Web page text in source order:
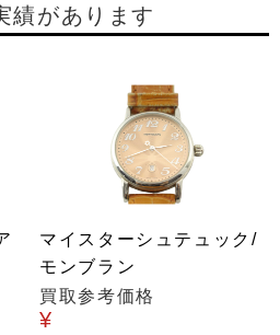
績があります
マイスターシュテュック/
モンブラン
買取参考価格
¥